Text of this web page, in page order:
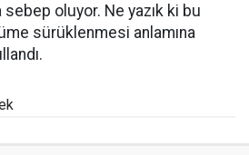
sebep oluyor. Ne yazık ki bu
sürüklenmesi anlamına